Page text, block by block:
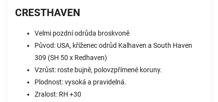
CRESTHAVEN
Velmi pozdní odrůda broskvoně
Původ: USA, kříženec odrůd Kalhaven a South Haven
309 (SH 50 x Redhaven)
Vzrůst: roste bujně, polovzpřímené koruny.
Plodnost: vysoká a pravidelná.
Zralost: RH +30